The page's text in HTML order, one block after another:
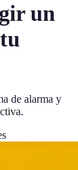
un
de alarma y